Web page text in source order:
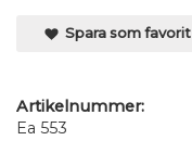
Spara som favorit
Artikelnummer:
Ea 553